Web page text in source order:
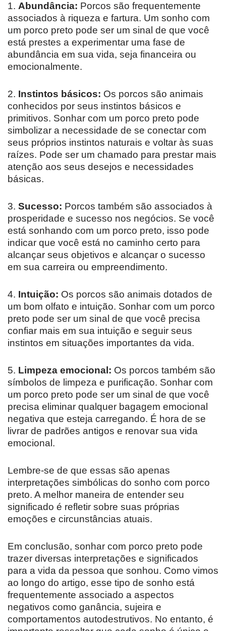
1. Abundância: Porcos são frequentemente
associados à riqueza e fartura. Um sonho com
um porco preto pode ser um sinal de que você
está prestes a experimentar uma fase de
abundância em sua vida, seja financeira ou
emocionalmente.
2. Instintos básicos: Os porcos são animais
conhecidos por seus instintos básicos e
primitivos. Sonhar com um porco preto pode
simbolizar a necessidade de se conectar com
seus próprios instintos naturais e voltar às suas
raízes. Pode ser um chamado para prestar mais
atenção aos seus desejos e necessidades
básicas.
3. Sucesso: Porcos também são associados à
prosperidade e sucesso nos negócios. Se você
está sonhando com um porco preto, isso pode
indicar que você está no caminho certo para
alcançar seus objetivos e alcançar o sucesso
em sua carreira ou empreendimento.
4. Intuição: Os porcos são animais dotados de
um bom olfato e intuição. Sonhar com um porco
preto pode ser um sinal de que você precisa
confiar mais em sua intuição e seguir seus
instintos em situações importantes da vida.
5. Limpeza emocional: Os porcos também são
símbolos de limpeza e purificação. Sonhar com
um porco preto pode ser um sinal de que você
precisa eliminar qualquer bagagem emocional
negativa que esteja carregando. É hora de se
livrar de padrões antigos e renovar sua vida
emocional.
Lembre-se de que essas são apenas
interpretações simbólicas do sonho com porco
preto. A melhor maneira de entender seu
significado é refletir sobre suas próprias
emoções e circunstâncias atuais.
Em conclusão, sonhar com porco preto pode
trazer diversas interpretações e significados
para a vida da pessoa que sonhou. Como vimos
ao longo do artigo, esse tipo de sonho está
frequentemente associado a aspectos
negativos como ganância, sujeira e
comportamentos autodestrutivos. No entanto, é